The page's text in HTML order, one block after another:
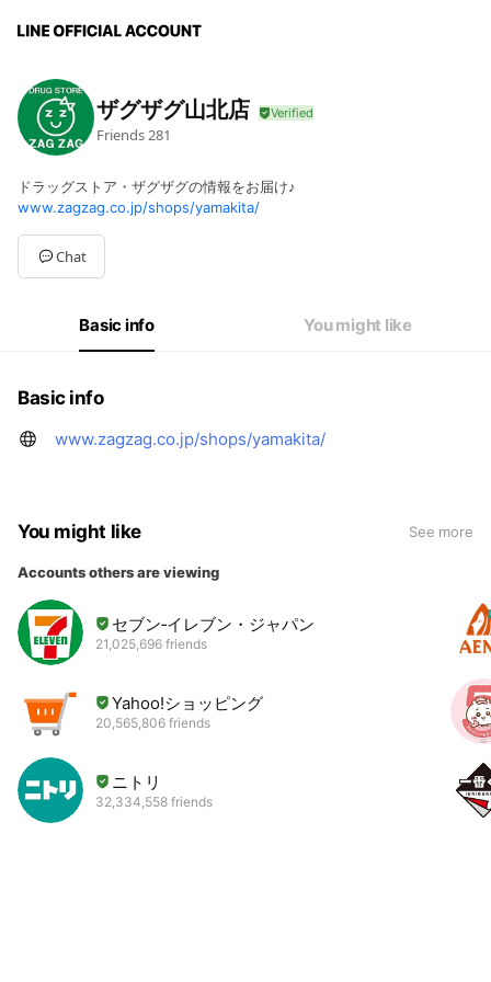
ザグザグ山北店
Friends 281
ドラッグストア・ザグザグの情報をお届け♪
www.zagzag.co.jp/shops/yamakita/
Chat
Basic info You might like
Basic info
www.zagzag.co.jp/shops/yamakita/
You might like See more
Accounts others are viewing
セブン‐イレブン・ジャパン
21,025,696 friends
Yahoo!ショッピング
20,565,806 friends
ニトリ
32,334,558 friends